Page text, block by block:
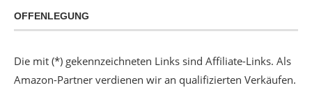
OFFENLEGUNG
Die mit (*) gekennzeichneten Links sind Affiliate-Links. Als
Amazon-Partner verdienen wir an qualifizierten Verkäufen.